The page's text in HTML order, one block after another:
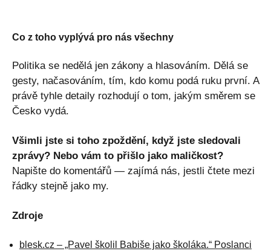
Co z toho vyplývá pro nás všechny
Politika se nedělá jen zákony a hlasováním. Dělá se
gesty, načasováním, tím, kdo komu podá ruku první. A
právě tyhle detaily rozhodují o tom, jakým směrem se
Česko vydá.
Všimli jste si toho zpoždění, když jste sledovali
zprávy? Nebo vám to přišlo jako maličkost?
Napište do komentářů — zajímá nás, jestli čtete mezi
řádky stejně jako my.
Zdroje
blesk.cz – „Pavel školil Babiše jako školáka.“ Poslanci